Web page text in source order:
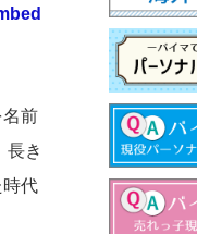
前
長き
代